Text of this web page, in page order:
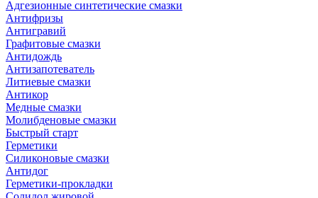
Адгезионные синтетические смазки
Антифризы
Антигравий
Графитовые смазки
Антидождь
Антизапотеватель
Литиевые смазки
Антикор
Медные смазки
Молибденовые смазки
Быстрый старт
Герметики
Силиконовые смазки
Антидог
Герметики-прокладки